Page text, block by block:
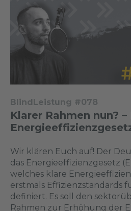
BlindLeistung #078
Klarer Rahmen nun? –
Wir klären Euch auf! Der
das Energieeffizienzgesetz
welches klare
erstmals Effizienzstandards
definiert. Es soll den
Rahmen zur Erhöhung der